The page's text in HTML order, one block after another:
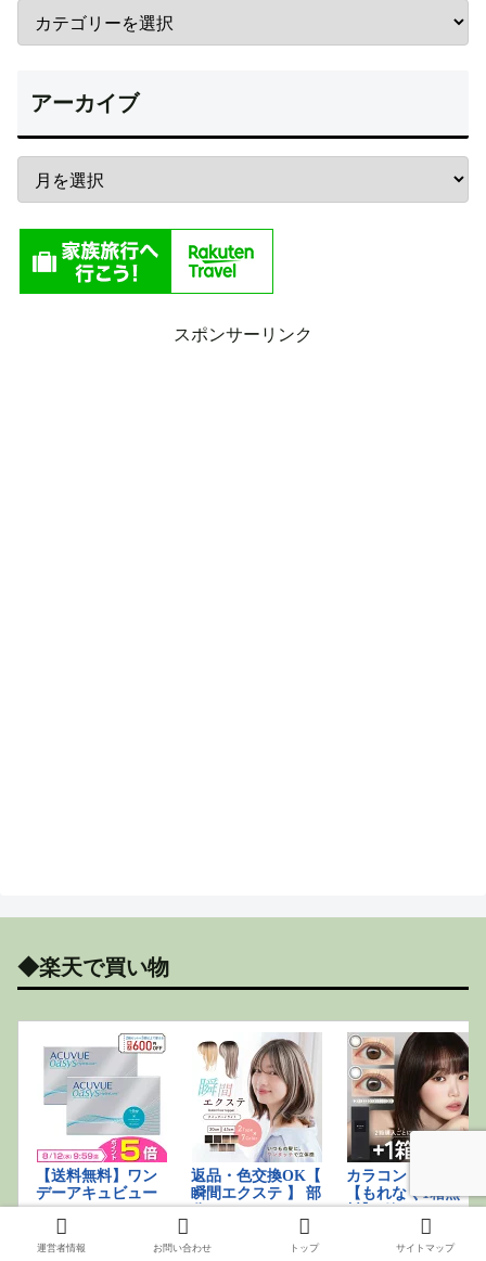
アーカイブ
スポンサーリンク
◆楽天で買い物
運営者情報 お問い合わせ トップ サイトマップ